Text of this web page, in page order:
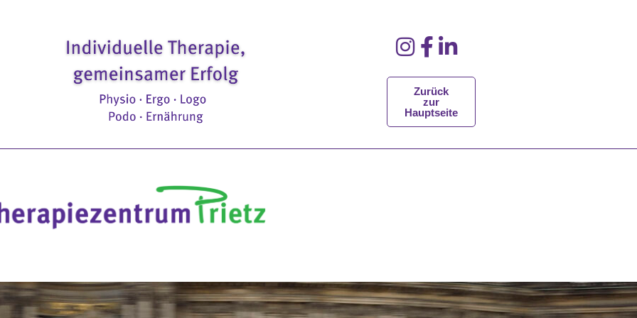
Zurück
zur
Hauptseite